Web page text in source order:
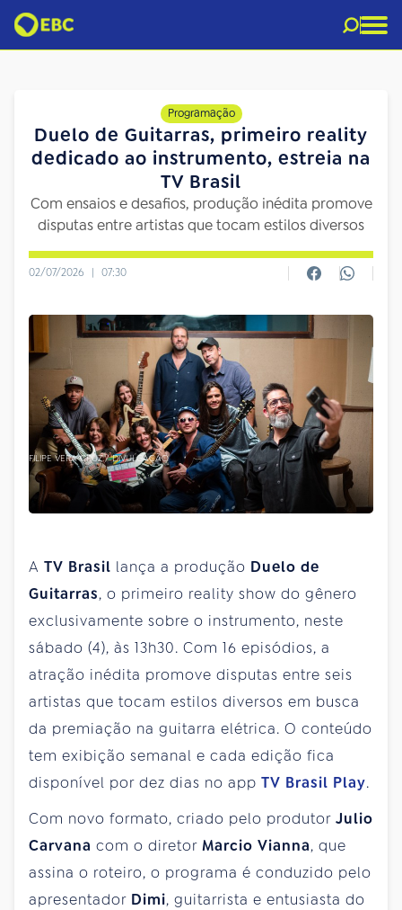
Programação
Duelo de Guitarras, primeiro reality
dedicado ao instrumento, estreia na
TV Brasil
Com ensaios e desafios, produção inédita promove
disputas entre artistas que tocam estilos diversos
02/07/2026 | 07:30
FILIPE VERA CRUZ / DIVULGAÇÃO
A TV Brasil lança a produção Duelo de
Guitarras, o primeiro reality show do gênero
exclusivamente sobre o instrumento, neste
sábado (4), às 13h30. Com 16 episódios, a
atração inédita promove disputas entre seis
artistas que tocam estilos diversos em busca
da premiação na guitarra elétrica. O conteúdo
tem exibição semanal e cada edição fica
disponível por dez dias no app TV Brasil Play.
Com novo formato, criado pelo produtor Julio
Carvana com o diretor Marcio Vianna, que
assina o roteiro, o programa é conduzido pelo
apresentador Dimi, guitarrista e entusiasta do